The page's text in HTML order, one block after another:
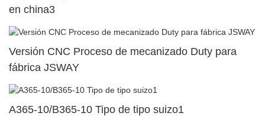
en china3
Versión CNC Proceso de mecanizado Duty para
fábrica JSWAY
A365-10/B365-10 Tipo de tipo suizo1